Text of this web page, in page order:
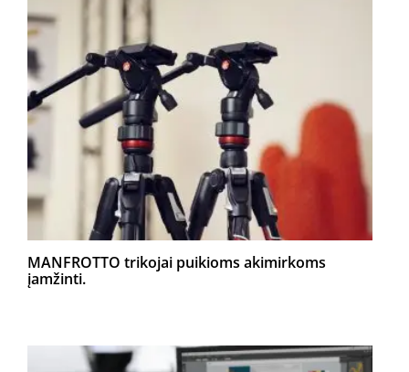
MANFROTTO trikojai puikioms akimirkoms
įamžinti.